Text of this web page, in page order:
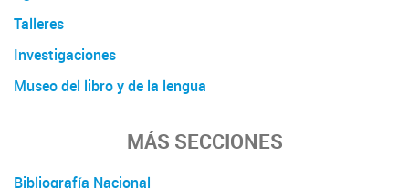
Talleres
Investigaciones
Museo del libro y de la lengua
MÁS SECCIONES
Bibliografía Nacional